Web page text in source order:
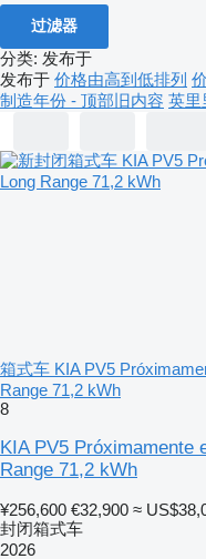
过滤器
分类: 发布于
发布于 价格由高到低排列
制造年份 - 顶部旧内容 英
箱式车 KIA PV5
Range 71,2 kWh
8
KIA PV5 Próximamente
Range 71,2 kWh
¥256,600 €32,900 ≈
封闭箱式车
2026